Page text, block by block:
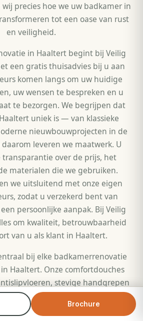
Brochure
precies hoe we uw badkamer in
tot een oase van rust
en veiligheid.
in Haaltert begint bij Veilig
een gratis thuisadvies bij u aan
komen langs om uw huidige
uw wensen te bespreken en u
te bezorgen. We begrijpen dat
uniek is — van klassieke
nieuwbouwprojecten in de
leveren we maatwerk. U
over de prijs, het
materialen die we gebruiken.
we uitsluitend met onze eigen
zodat u verzekerd bent van
persoonlijke aanpak. Bij Veilig
om kwaliteit, betrouwbaarheid
van u als klant in Haaltert.
bij elke badkamerrenovatie
Haaltert. Onze comfortdouches
stevige handgrepen
waardoor het risico op uitglijden
Dit is vooral belangrijk voor
Brochure